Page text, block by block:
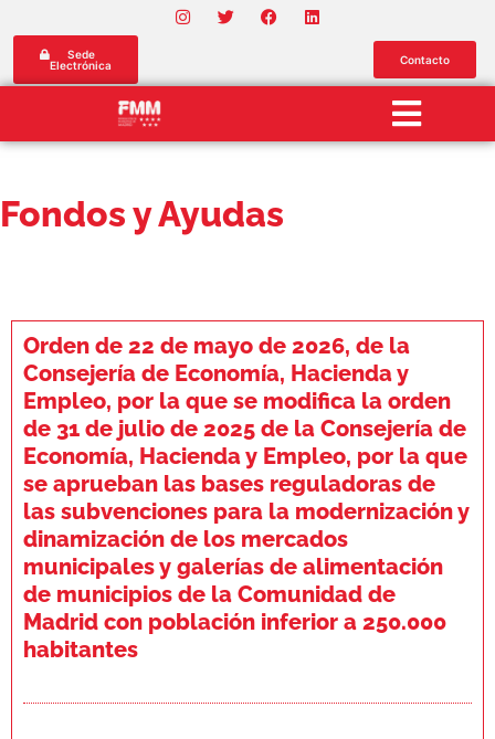
Sede
Electrónica
Contacto
Fondos y Ayudas
Orden de 22 de mayo de 2026, de la
Consejería de Economía, Hacienda y
Empleo, por la que se modifica la orden
de 31 de julio de 2025 de la Consejería de
Economía, Hacienda y Empleo, por la que
se aprueban las bases reguladoras de
las subvenciones para la modernización y
dinamización de los mercados
municipales y galerías de alimentación
de municipios de la Comunidad de
Madrid con población inferior a 250.000
habitantes